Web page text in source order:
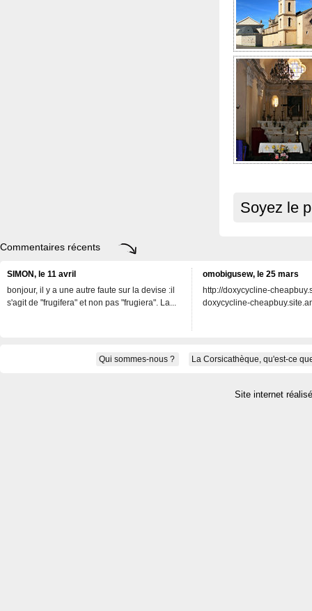
Soyez le
Commentaires récents
SIMON, le 11 avril
bonjour, il y a une autre faute sur la devise :il
s'agit de "frugifera" et non pas "frugiera". La...
omobigusew, le 25 mars
http://doxycycline-
doxycycline-
Qui sommes-nous ? La Corsicathèque, qu'est-ce
Site internet